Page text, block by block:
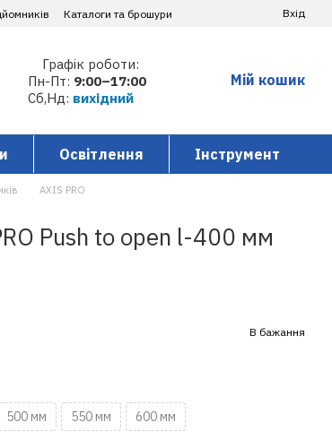
Каталоги та брошури Вхід
Графік роботи:
Пн-Пт: 9:00–17:00
Сб,Нд: вихідний
Мій кошик
Освітлення Інструмент
AXIS PRO
Push to open l-400 мм
В бажання
500 мм 550 мм 600 мм